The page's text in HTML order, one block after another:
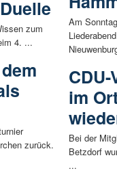
zum
4. ...
zurück.
Am
im
Bei der
Betzdorf
...